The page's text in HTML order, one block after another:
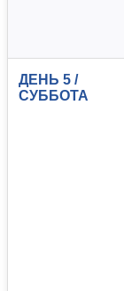
ДЕНЬ 5 /
СУББОТА